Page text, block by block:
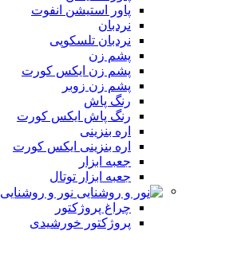
پاور استیشن انفوت
نردبان
نردبان تلسکوپی
پشم زن
پشم زن ایکس کورت
پشم زن زوبر
رنگ پاش
رنگ پاش ایکس کورت
اره بنزینی
اره بنزینی ایکس کورت
جعبه ابزار
جعبه ابزار توتال
نور و روشنایی
چراغ پروژکتور
پروژکتور خورشیدی